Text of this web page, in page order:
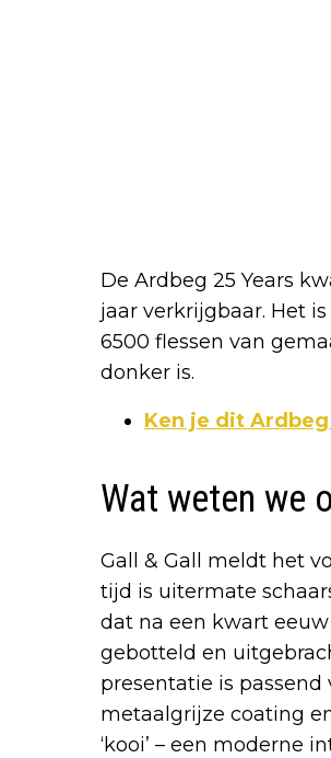
De Ardbeg 25 Years
jaar verkrijgbaar. Het
6500 flessen van
donker is.
Ken je dit
Wat weten we
Gall & Gall meldt het
tijd is uitermate
dat na een kwart
gebotteld en
presentatie is passend
metaalgrijze coating
‘kooi’ – een moderne